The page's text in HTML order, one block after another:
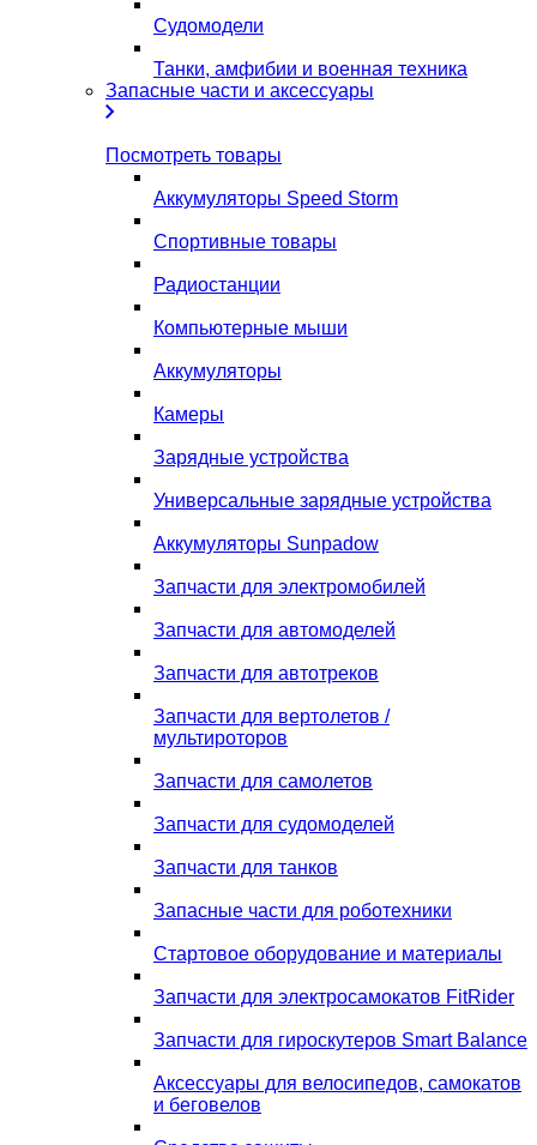
Судомодели
Танки, амфибии и военная техника
Запасные части и аксессуары
Посмотреть товары
Аккумуляторы Speed Storm
Спортивные товары
Радиостанции
Компьютерные мыши
Аккумуляторы
Камеры
Зарядные устройства
Универсальные зарядные устройства
Аккумуляторы Sunpadow
Запчасти для электромобилей
Запчасти для автомоделей
Запчасти для автотреков
Запчасти для вертолетов /
мультироторов
Запчасти для самолетов
Запчасти для судомоделей
Запчасти для танков
Запасные части для роботехники
Стартовое оборудование и материалы
Запчасти для электросамокатов FitRider
Запчасти для гироскутеров Smart Balance
Аксессуары для велосипедов, самокатов
и беговелов